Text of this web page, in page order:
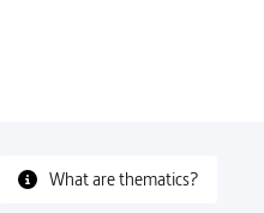
What are thematics?